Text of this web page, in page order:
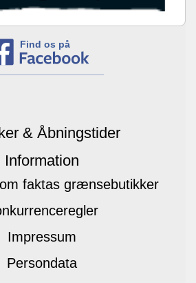
Find os på
& Åbningstider
Information
faktas grænsebutikker
Impressum
Persondata